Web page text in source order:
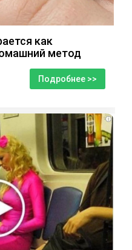
как
метод
Подробнее >>
i